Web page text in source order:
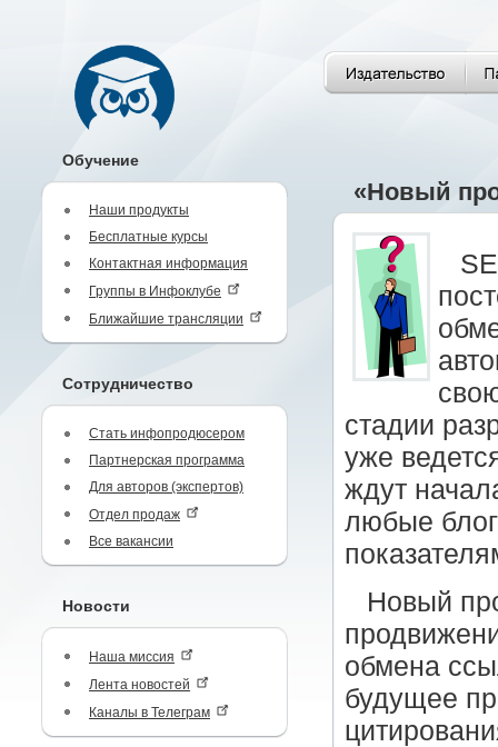
Обучение
Наши продукты
Бесплатные курсы
Контактная информация
Группы в Инфоклубе
Ближайшие трансляции
Сотрудничество
Стать инфопродюсером
Партнерская программа
Для авторов (экспертов)
Отдел продаж
Все вакансии
Новости
Наша миссия
Лента новостей
Каналы в Телеграм
«Новый
стадии
уже
ждут
любые
Новый
обмена
будущее